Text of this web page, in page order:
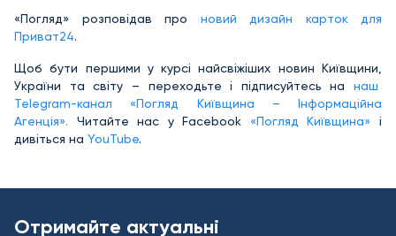
«Погляд» розповідав про новий дизайн карток для
Приват24.
Щоб бути першими у курсі найсвіжіших новин Київщини,
України та світу – переходьте і підписуйтесь на наш
Telegram-канал «Погляд Київщина – Інформаційна
Агенція». Читайте нас у Facebook «Погляд Київщина» і
дивіться на YouTube.
Отримайте актуальні